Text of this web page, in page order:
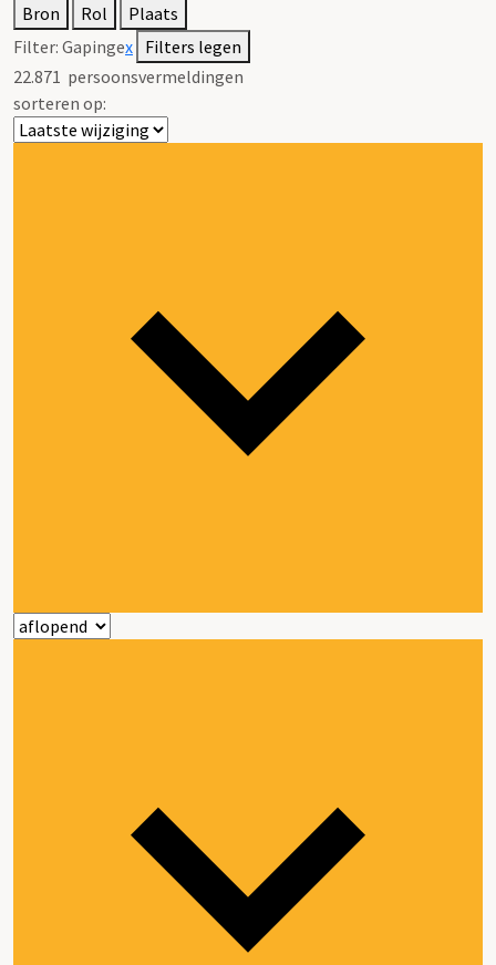
Bron
Rol
Plaats
Filter: Gapingex Filters legen
22.871 persoonsvermeldingen
sorteren op: